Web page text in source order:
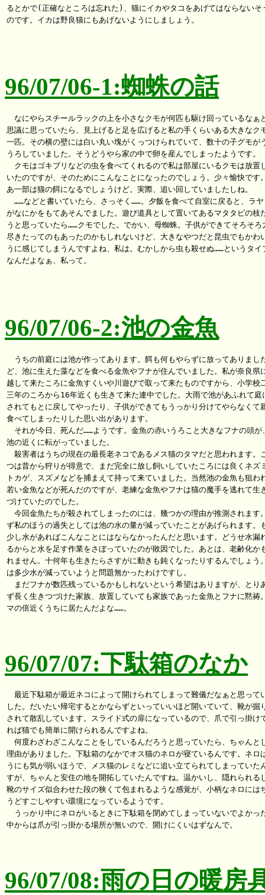
るとかで(正確なところは忘れた)、猫にイカやタコをあげてはならないそ
のです。イカは野良猫にもあげないようにしましょう。
96/07/06-1:蜘蛛の話
なにやらスチールラックの上を小さなクモが何匹も駆け回っているなぁ
思議に思っていたら、見上げると足を広げると私の手くらいある大きなク
一匹。その横の壁には白い丸い塊がくっつけられていて、数十の子グモが
うろしていました。そうどうやら家の中で卵を産んでしまったようです。
クモはゴキブリなどの虫を食べてくれるので私は部屋にいるクモは放置
いたのですが、そのためにこんなことになったのでしょう。少々愉快です
あ一部は猫の餌になるでしょうけど。実際、追い回していましたしね。
……などと書いていたら、さっそく……。夕飯を食べて自室に戻ると、ラヤ
がなにかをもてあそんでました。遊び道具として置いてあるマタタビの枝
うと思っていたら……クモでした。でかい、母蜘蛛。子供ができてそろそろ
尽きたってのもあったのかもしれないけど、大きなやつだと昆虫でもかわ
うに感じてしまうんですよね、私は。むかしから虫も殺せぬ……というタイ
なんだよなぁ、私って。
96/07/06-2:池の金魚
うちの前庭には池が作ってあります。餌も何もやらずに放ってありまし
ど、池に生えた藻などを食べる金魚やフナが住んでいました。私が奈良県
越して来たころに金魚すくいや川遊びで取って来たものですから、小学校
三年のころから16年近くも生きて来た連中でした。大雨で池があふれて庭
されてもとに戻してやったり、子供ができてもうっかり分けてやらなくて
食べてしまったりした思い出があります。
それが今日、死んだ……ようです。金魚の赤いうろこと大きなフナの頭が
池の近くに転がっていました。
殺害者はうちの現在の最長老ネコであるメス猫のタマだと思われます。
つは昔から狩りが得意で、まだ完全に放し飼いしていたころには良くネズ
トカゲ、スズメなどを捕まえて持って来ていました。当然池の金魚も狙わ
若い金魚などが死んだのですが、老練な金魚やフナは猫の魔手を逃れて生
づけていたのでした。
今回金魚たちが殺されてしまったのには、幾つかの理由が推測されます
ず私のほうの過失としては池の水の量が減っていたことがあげられます。
少し水があればこんなことにはならなかったんだと思います。どうせ水漏
るからと水を足す作業をさぼっていたのが敗因でした。あとは、老齢化か
れません。十何年も生きたらさすがに動きも鈍くなったりするんでしょう
は多少水が減っていようと問題無かったわけですし。
まだフナが数匹残っているかもしれないという希望はありますが、とり
ず長く生きつづけた家族、放置していても家族であった金魚とフナに黙祷
マの倍近くうちに居たんだよな……。
96/07/07:下駄箱のなか
最近下駄箱が最近ネコによって開けられてしまって難儀だなぁと思って
した。だいたい帰宅するとかならずといっていいほど開いていて、靴が掘
されて散乱しています。スライド式の扉になっているので、爪で引っ掛け
れば猫でも簡単に開けられるんですよね。
何度わざわざこんなことをしているんだろうと思っていたら、ちゃんと
理由がありました。下駄箱のなかでオス猫のネロが寝ているんです。ネロ
うにも気が弱いほうで、メス猫のレミなどに追い立てられてしまっていた
すが、ちゃんと安住の地を開拓していたんですね。温かいし、隠れられる
靴のサイズ似合わせた段の狭くて包まれるような感覚が、小柄なネロには
うどすごしやすい環境になっているようです。
うっかり中にネロがいるときに下駄箱を閉めてしまっていないでよかっ
中からは爪が引っ掛かる場所が無いので、開けにくいはずなんで。
96/07/08:雨の日の暖房